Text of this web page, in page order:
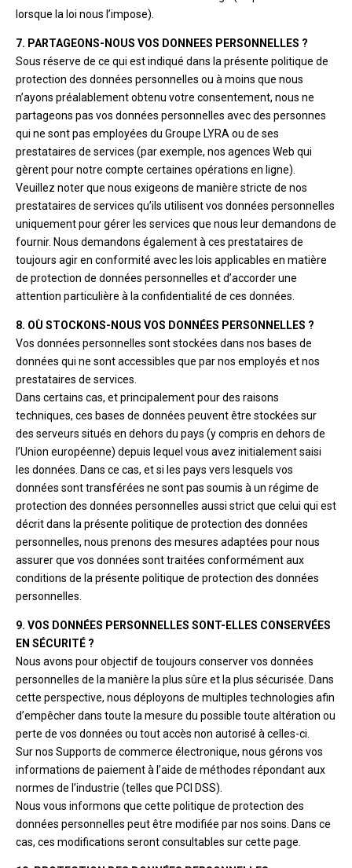
lorsque la loi nous l’impose).
7. PARTAGEONS-NOUS VOS DONNEES PERSONNELLES ?
Sous réserve de ce qui est indiqué dans la présente politique de
protection des données personnelles ou à moins que nous
n’ayons préalablement obtenu votre consentement, nous ne
partageons pas vos données personnelles avec des personnes
qui ne sont pas employées du Groupe LYRA ou de ses
prestataires de services (par exemple, nos agences Web qui
gèrent pour notre compte certaines opérations en ligne).
Veuillez noter que nous exigeons de manière stricte de nos
prestataires de services qu’ils utilisent vos données personnelles
uniquement pour gérer les services que nous leur demandons de
fournir. Nous demandons également à ces prestataires de
toujours agir en conformité avec les lois applicables en matière
de protection de données personnelles et d’accorder une
attention particulière à la confidentialité de ces données.
8. OÙ STOCKONS-NOUS VOS DONNÉES PERSONNELLES ?
Vos données personnelles sont stockées dans nos bases de
données qui ne sont accessibles que par nos employés et nos
prestataires de services.
Dans certains cas, et principalement pour des raisons
techniques, ces bases de données peuvent être stockées sur
des serveurs situés en dehors du pays (y compris en dehors de
l’Union européenne) depuis lequel vous avez initialement saisi
les données. Dans ce cas, et si les pays vers lesquels vos
données sont transférées ne sont pas soumis à un régime de
protection des données personnelles aussi strict que celui qui est
décrit dans la présente politique de protection des données
personnelles, nous prenons des mesures adaptées pour nous
assurer que vos données sont traitées conformément aux
conditions de la présente politique de protection des données
personnelles.
9. VOS DONNÉES PERSONNELLES SONT-ELLES CONSERVÉES
EN SÉCURITÉ ?
Nous avons pour objectif de toujours conserver vos données
personnelles de la manière la plus sûre et la plus sécurisée. Dans
cette perspective, nous déployons de multiples technologies afin
d’empêcher dans toute la mesure du possible toute altération ou
perte de vos données ou tout accès non autorisé à celles-ci.
Sur nos Supports de commerce électronique, nous gérons vos
informations de paiement à l’aide de méthodes répondant aux
normes de l’industrie (telles que PCI DSS).
Nous vous informons que cette politique de protection des
données personnelles peut être modifiée par nos soins. Dans ce
cas, ces modifications seront consultables sur cette page.